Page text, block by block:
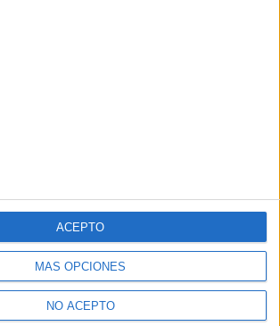
MÁS OPCIONES
NO ACEPTO
ACEPTO